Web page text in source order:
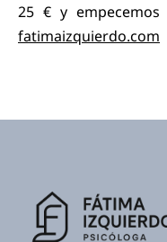
25 € y
fatimaizquierdo.com